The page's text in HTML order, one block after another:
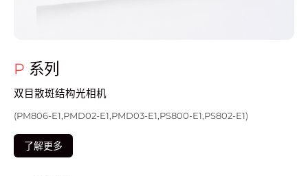
P 系列
双目散斑结构光相机
(PM806-E1 ,PMD02-E1,PMD03-E1,PS800-E1,PS802-E1)
了解更多